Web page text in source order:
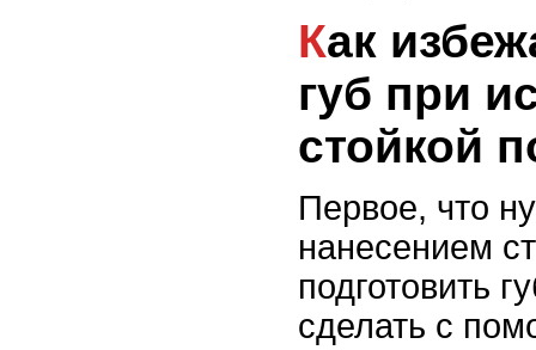
Как избежать сухости
губ при
стойкой
Первое, что
нанесением
подготовить
сделать с